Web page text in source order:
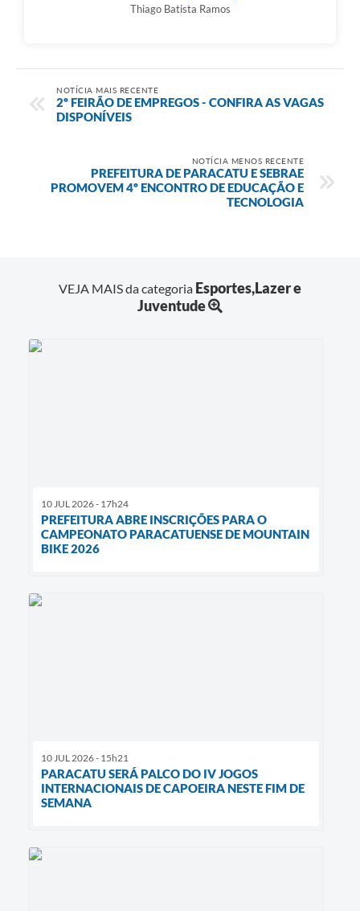
Thiago Batista Ramos
NOTÍCIA MAIS RECENTE
2º FEIRÃO DE EMPREGOS - CONFIRA AS VAGAS
DISPONÍVEIS
NOTÍCIA MENOS RECENTE
PREFEITURA DE PARACATU E SEBRAE
PROMOVEM 4º ENCONTRO DE EDUCAÇÃO E
TECNOLOGIA
VEJA MAIS da categoria Esportes,Lazer e
Juventude
10 JUL 2026 - 17h24
PREFEITURA ABRE INSCRIÇÕES PARA O
CAMPEONATO PARACATUENSE DE MOUNTAIN
BIKE 2026
10 JUL 2026 - 15h21
PARACATU SERÁ PALCO DO IV JOGOS
INTERNACIONAIS DE CAPOEIRA NESTE FIM DE
SEMANA